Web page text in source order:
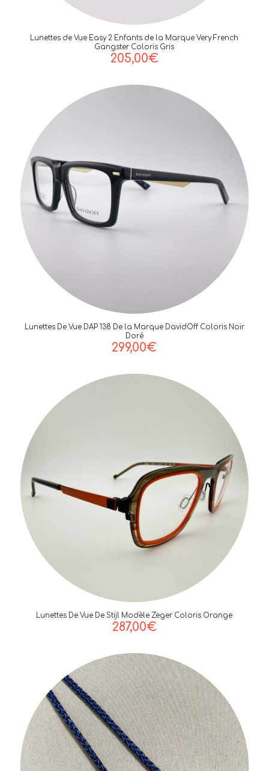
Lunettes de Vue Easy 2 Enfants de la Marque Very French
Gangster Coloris Gris
205,00€
Lunettes De Vue DAP 138 De la Marque DavidOff Coloris Noir
Doré
299,00€
Lunettes De Vue De Stijl Modèle Zeger Coloris Orange
287,00€